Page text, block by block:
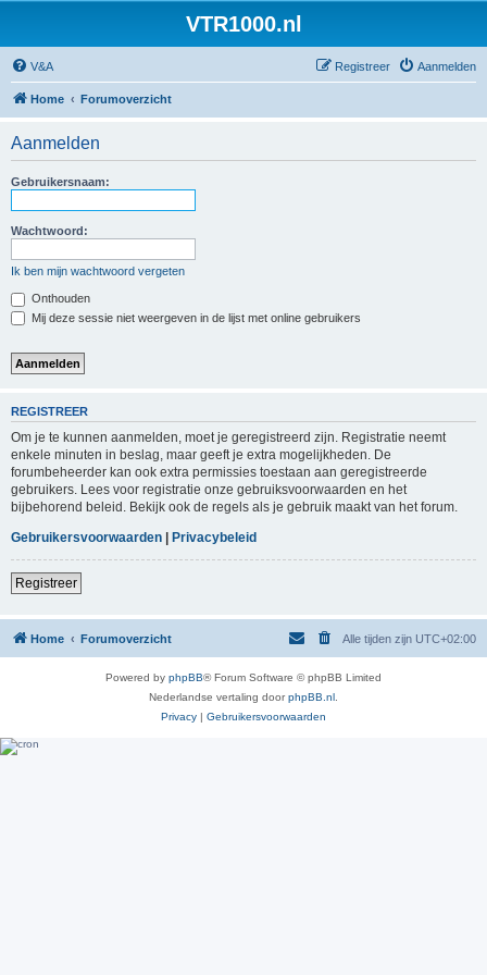
VTR1000.nl
V&A Aanmelden
Registreer
Home Forumoverzicht
Aanmelden
Gebruikersnaam:
Wachtwoord:
Ik ben mijn wachtwoord vergeten
Onthouden
Mij deze sessie niet weergeven in de lijst met online gebruikers
REGISTREER
Om je te kunnen aanmelden, moet je geregistreerd zijn. Registratie neemt
enkele minuten in beslag, maar geeft je extra mogelijkheden. De
forumbeheerder kan ook extra permissies toestaan aan geregistreerde
gebruikers. Lees voor registratie onze gebruiksvoorwaarden en het
bijbehorend beleid. Bekijk ook de regels als je gebruik maakt van het forum.
Gebruikersvoorwaarden | Privacybeleid
Registreer
Home Forumoverzicht Alle tijden zijn UTC+02:00
Powered by phpBB® Forum Software © phpBB Limited
Nederlandse vertaling doorphpBB.nl
Privacy | Gebruikersvoorwaarden